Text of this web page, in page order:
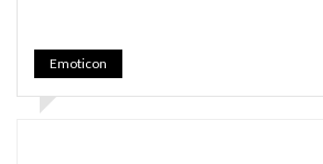
Emoticon